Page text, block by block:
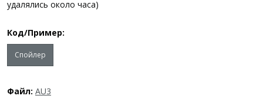
удалялись около часа)
Код/Пример:
Спойлер
Файл: AU3